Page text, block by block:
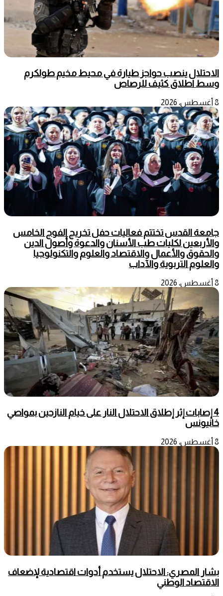
الاحتلال ينصب حواجز طيارة في محيط مخيم طولكرم
وسط اطلاق كثيف للرصاص
8 أغسطس، 2026
جامعة القدس تختتم فعاليات حفل تخريج الفوج الخامس
والأربعين لكليات طب الأسنان والدعوة وأصول الدين
والحقوق والأعمال والاقتصاد والعلوم والتكنولوجيا
والعلوم التربوية والآداب
8 أغسطس، 2026
4 إصابات إثر إطلاق الاحتلال النار على خيام النازحين بمواصي
خانيونس
8 أغسطس، 2026
بشار المصري: الاحتلال يستخدم أدوات اقتصادية لإضعاف
الاقتصاد الوطني